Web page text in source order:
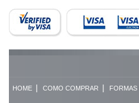
HOME| COMO COMPRAR | FORMAS